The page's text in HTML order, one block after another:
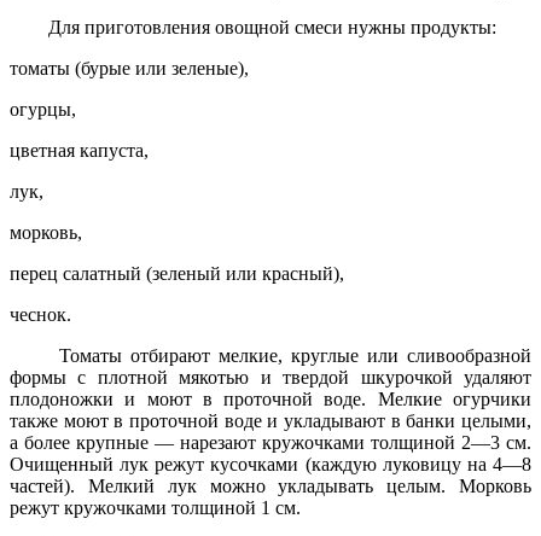
Для приготовления овощной смеси нужны продукты:
томаты (бурые или зеленые),
огурцы,
цветная капуста,
лук,
морковь,
перец салатный (зеленый или красный),
чеснок.
Томаты отбирают мелкие, круглые или сливообразной
формы с плотной мякотью и твердой шкурочкой удаляют
плодоножки и моют в проточной воде. Мелкие огурчики
также моют в проточной воде и укладывают в банки целыми,
а более крупные — нарезают кружочками толщиной 2—3 см.
Очищенный лук режут кусочками (каждую луковицу на 4—8
частей). Мелкий лук можно укладывать целым. Морковь
режут кружочками толщиной 1 см.